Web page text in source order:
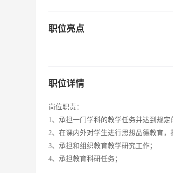
职位亮点
职位详情
岗位职责：
1、承担一门学科的教学任务并达到规
2、在课内外对学生进行思想品德教育，
3、承担和组织教育教学研究工作；
4、承担教育科研任务；